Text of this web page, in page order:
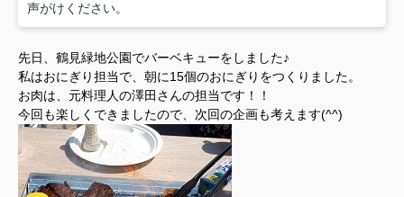
声がけください。
先日、鶴見緑地公園でバーベキューをしました♪
私はおにぎり担当で、朝に15個のおにぎりをつくりました。
お肉は、元料理人の澤田さんの担当です！！
今回も楽しくできましたので、次回の企画も考えます(^^)